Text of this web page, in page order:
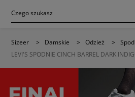
Sizeer > Damskie > Odzież >
LEVI'S SPODNIE CINCH BARREL DARK